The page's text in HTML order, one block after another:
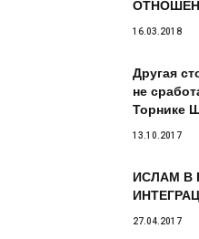
16.03.2018
Другая
не
Торнике
13.10.2017
ИСЛАМ В
27.04.2017